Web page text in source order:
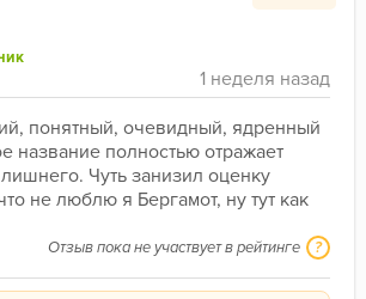
понятный, очевидный, ядренный
название полностью отражает
Чуть занизил оценку
не люблю я Бергамот, ну тут как
Отзыв пока не участвует в рейтинге ?